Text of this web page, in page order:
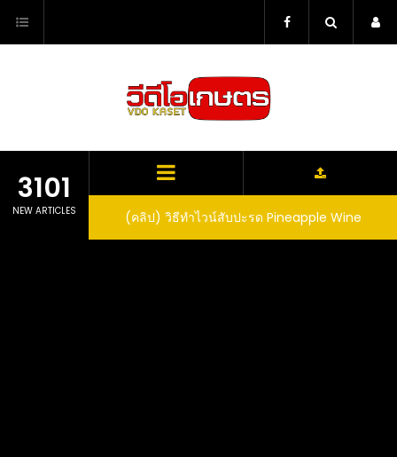
content
3101
NEW ARTICLES
ปในถัง จะได้ผล
expect that
(คลิป) วิธีทำไวน์สับปะรด Pineapple Wine